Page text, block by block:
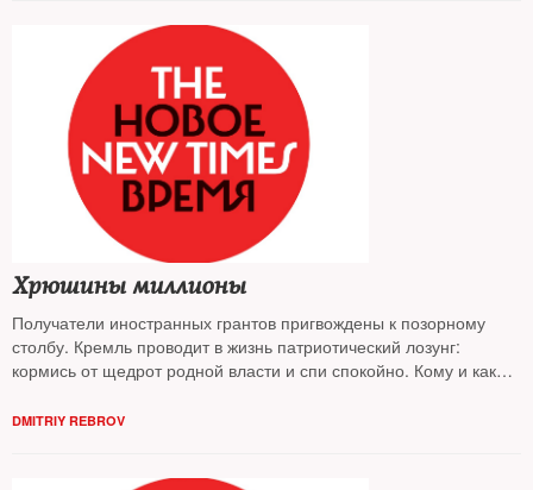
Хрюшины миллионы
Получатели иностранных грантов пригвождены к позорному
столбу. Кремль проводит в жизнь патриотический лозунг:
кормись от щедрот родной власти и спи спокойно. Кому и как
The New Times
DMITRIY REBROV